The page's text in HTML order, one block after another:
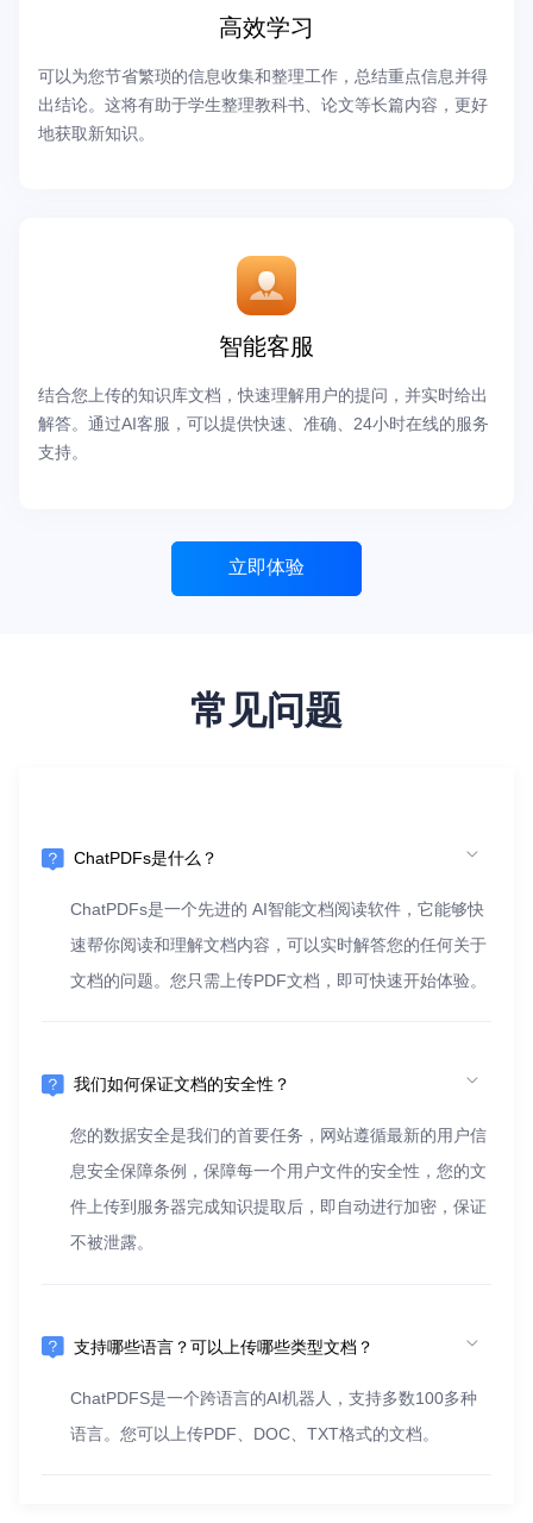
高效学习
可以为您节省繁琐的信息收集和整理工作，总结重点信息并得
出结论。这将有助于学生整理教科书、论文等长篇内容，更好
地获取新知识。
智能客服
结合您上传的知识库文档，快速理解用户的提问，并实时给出
解答。通过AI客服，可以提供快速、准确、24小时在线的服务
支持。
立即体验
常见问题
ChatPDFs是什么？
ChatPDFs是一个先进的 AI智能文档阅读软件，它能够快
速帮你阅读和理解文档内容，可以实时解答您的任何关于
文档的问题。您只需上传PDF文档，即可快速开始体验。
我们如何保证文档的安全性？
您的数据安全是我们的首要任务，网站遵循最新的用户信
息安全保障条例，保障每一个用户文件的安全性，您的文
件上传到服务器完成知识提取后，即自动进行加密，保证
不被泄露。
支持哪些语言？可以上传哪些类型文档？
ChatPDFS是一个跨语言的AI机器人，支持多数100多种
语言。您可以上传PDF、DOC、TXT格式的文档。